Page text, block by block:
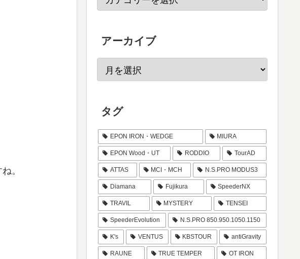
。
アーカイブ
タグ
EPON IRON・WEDGE MIURA
EPON Wood・UT RODDIO TourAD
ATTAS MCI・MCH N.S.PRO MODUS3
Diamana Fujikura SpeederNX
TRAVIL MYSTERY TENSEI
SpeederEvolution N.S.PRO 850.950.1050.1150
K's VENTUS KBSTOUR antiGravity
RAUNE TRUE TEMPER OT IRON